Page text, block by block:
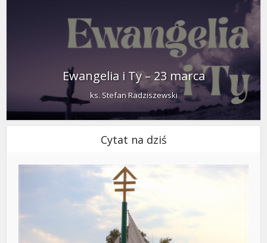
Ewangelia i Ty – 23 marca
ks. Stefan Radziszewski
Cytat na dziś